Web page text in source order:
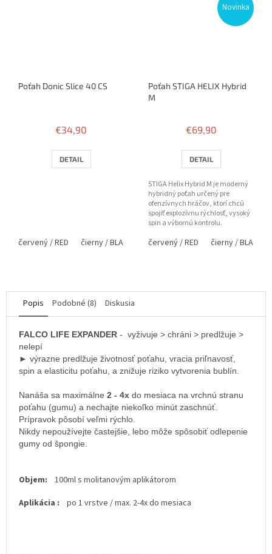
Poťah Donic Slice 40 CS
€34,90
DETAIL
červený / RED čierny / BLACK
Novinka
Poťah STIGA HELIX Hybrid
M
€69,90
DETAIL
STIGA Helix Hybrid M je moderný
hybridný poťah určený pre
ofenzívnych hráčov, ktorí chcú
spojiť explozívnu rýchlosť, vysoký
spin a výbornú kontrolu.
červený / RED čierny / BLACK
Popis Podobné (8) Diskusia
FALCO LIFE EXPANDER - vyživuje > chráni > predlžuje >
nelepí
► výrazne predlžuje životnosť poťahu, vracia priľnavosť,
spin a elasticitu poťahu, a znižuje riziko vytvorenia bublín.
Nanáša sa maximálne 2 - 4x do mesiaca na vrchnú stranu
poťahu (gumu) a nechajte niekoľko minút zaschnúť.
Prípravok pôsobí veľmi rýchlo.
Nikdy nepoužívejte častejšie, lebo môže spôsobiť odlepenie
gumy od špongie.
Objem: 100ml s molitanovým aplikátorom
Aplikácia : po 1 vrstve / max. 2-4x do mesiaca